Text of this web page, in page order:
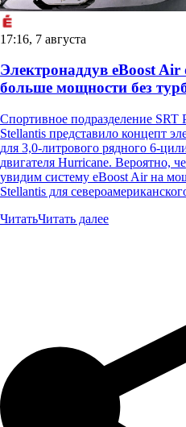
17:16, 7 августа
Электронаддув eBoost Air
больше мощности без
Спортивное подразделение SRT
Stellantis представило концепт
для 3,0-литрового рядного 6-
двигателя Hurricane. Вероятно,
увидим систему eBoost Air на
Stellantis для
ЧитатьЧитать далее